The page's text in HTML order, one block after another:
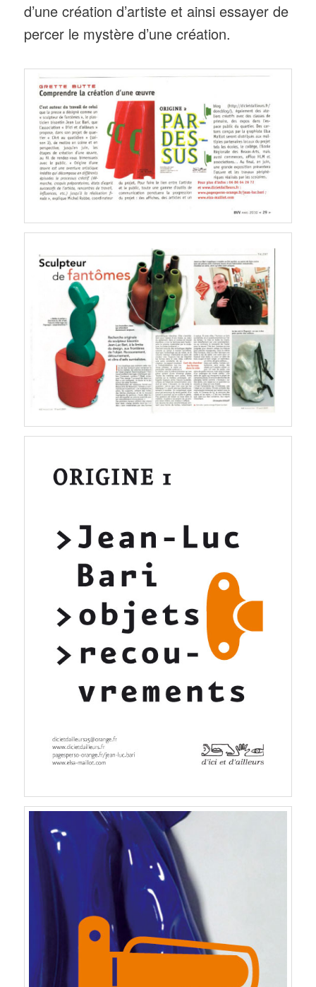
d’une création d’artiste et ainsi essayer de
percer le mystère d’une création.